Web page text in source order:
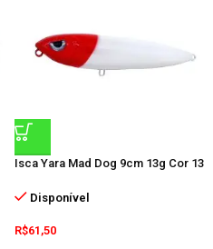
Isca Yara Mad Dog 9cm 13g Cor 13
Disponível
R$61,50